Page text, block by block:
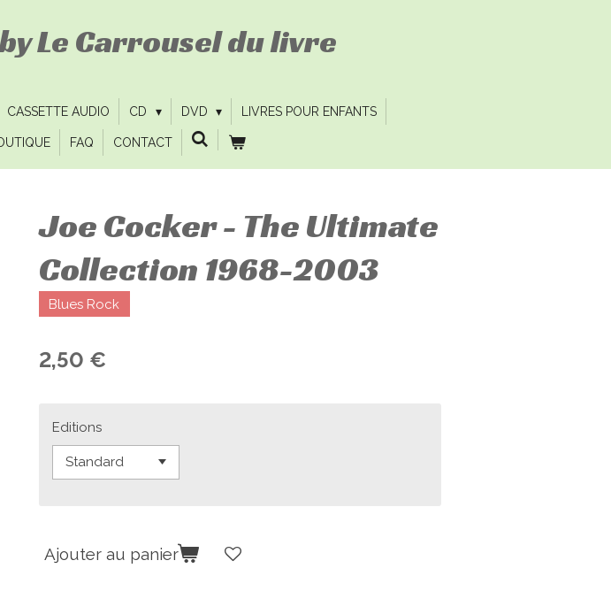
Le Carrousel du livre
CASSETTE AUDIO CD DVD LIVRES POUR ENFANTS
FAQ CONTACT
Joe Cocker - The Ultimate
Collection 1968-2003
Blues Rock
2,50 €
Editions
Ajouter au panier